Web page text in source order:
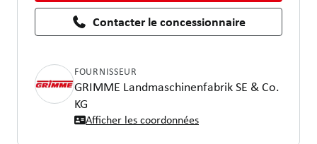
Contacter le concessionnaire
FOURNISSEUR
GRIMME Landmaschinenfabrik SE & Co.
KG
Afficher les coordonnées